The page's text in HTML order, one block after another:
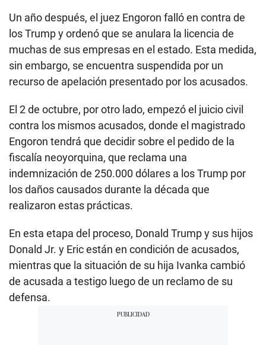
Un año después, el juez Engoron falló en contra de
los Trump y ordenó que se anulara la licencia de
muchas de sus empresas en el estado. Esta medida,
sin embargo, se encuentra suspendida por un
recurso de apelación presentado por los acusados.
El 2 de octubre, por otro lado, empezó el juicio civil
contra los mismos acusados, donde el magistrado
Engoron tendrá que decidir sobre el pedido de la
fiscalía neoyorquina, que reclama una
indemnización de 250.000 dólares a los Trump por
los daños causados durante la década que
realizaron estas prácticas.
En esta etapa del proceso, Donald Trump y sus hijos
Donald Jr. y Eric están en condición de acusados,
mientras que la situación de su hija Ivanka cambió
de acusada a testigo luego de un reclamo de su
defensa.